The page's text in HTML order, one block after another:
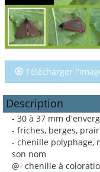
Télécharger
Description
- 30 à 37 mm
- friches, berges,
- chenille polyphage,
son nom
@- chenille à